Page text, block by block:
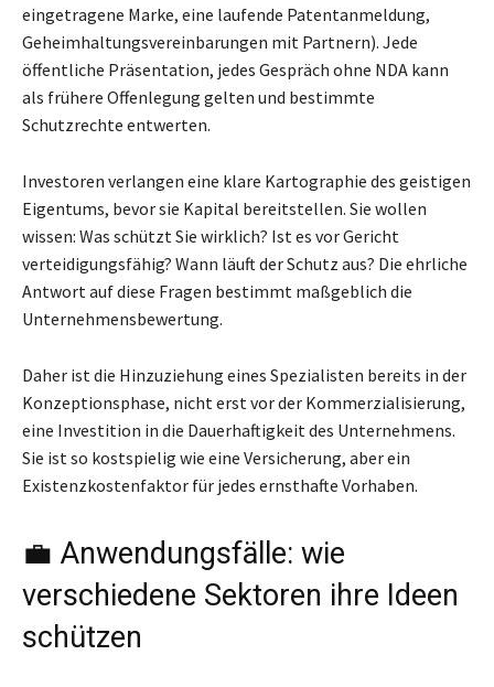
eingetragene Marke, eine laufende Patentanmeldung,
Geheimhaltungsvereinbarungen mit Partnern). Jede
öffentliche Präsentation, jedes Gespräch ohne NDA kann
als frühere Offenlegung gelten und bestimmte
Schutzrechte entwerten.
Investoren verlangen eine klare Kartographie des geistigen
Eigentums, bevor sie Kapital bereitstellen. Sie wollen
wissen: Was schützt Sie wirklich? Ist es vor Gericht
verteidigungsfähig? Wann läuft der Schutz aus? Die ehrliche
Antwort auf diese Fragen bestimmt maßgeblich die
Unternehmensbewertung.
Daher ist die Hinzuziehung eines Spezialisten bereits in der
Konzeptionsphase, nicht erst vor der Kommerzialisierung,
eine Investition in die Dauerhaftigkeit des Unternehmens.
Sie ist so kostspielig wie eine Versicherung, aber ein
Existenzkostenfaktor für jedes ernsthafte Vorhaben.
💼 Anwendungsfälle: wie
verschiedene Sektoren ihre Ideen
schützen